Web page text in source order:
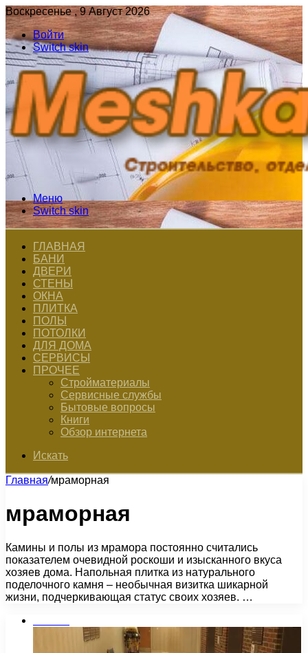
Воскресенье , 9 Август 2026
Войти
Switch skin
Меню
Switch skin
ГЛАВНАЯ
БАНИ
ДВЕРИ
СТЕНЫ
ОКНА
ПЛИТКА
ПОЛЫ
ПОТОЛКИ
ДЛЯ ДОМА
СЕРВИСЫ
ПРОЧЕЕ
Стройматериалы
Сервисные службы
Бытовые вопросы
Книги
Обзор интернета
Искать
Главная/мраморная
мраморная
Камины и полы из мрамора постоянно считались
показателем очевидной роскоши и изысканного вкуса
хозяев дома. Напольная плитка из натурального
поделочного камня – необычная визитка шикарной
жизни, подчеркивающая статус своих хозяев. …